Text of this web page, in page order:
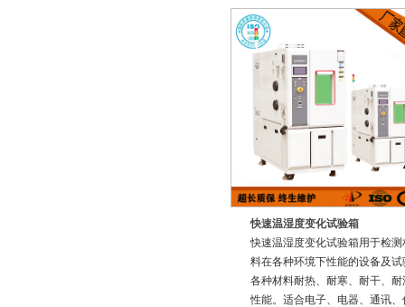
快速温湿度变化试验箱
快速温湿度变化试验箱用于检测
料在各种环境下性能的设备及试
各种材料耐热、耐寒、耐干、耐
性能。适合电子、电器、通讯、